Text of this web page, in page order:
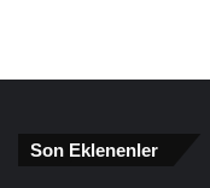
Son Eklenenler